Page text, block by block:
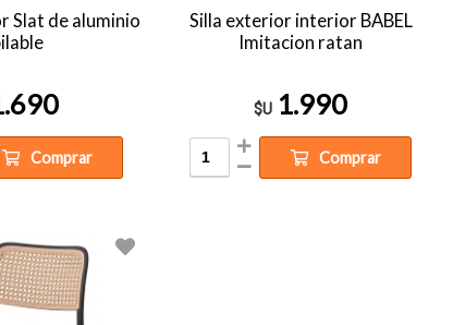
Slat de aluminio
Comprar
Silla exterior interior BABEL
Imitacion ratan
$U 1.990
Comprar